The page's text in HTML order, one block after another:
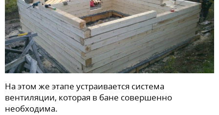
На этом же этапе устраивается система
вентиляции, которая в бане совершенно
необходима.